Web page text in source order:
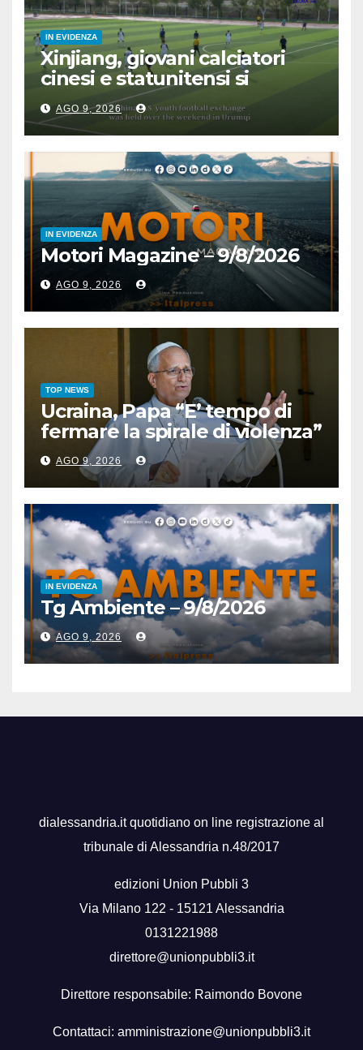
IN EVIDENZA
Xinjiang, giovani calciatori
cinesi e statunitensi si
incontrano grazie a sport
AGO 9, 2026
IN EVIDENZA
Motori Magazine – 9/8/2026
AGO 9, 2026
TOP NEWS
Ucraina, Papa “E’ tempo di
fermare la spirale di violenza”
AGO 9, 2026
IN EVIDENZA
Tg Ambiente – 9/8/2026
AGO 9, 2026
dialessandria.it quotidiano on line registrazione al
tribunale di Alessandria n.48/2017
edizioni Union Pubbli 3
Via Milano 122 - 15121 Alessandria
0131221988
direttore@unionpubbli3.it
Direttore responsabile: Raimondo Bovone
Contattaci: amministrazione@unionpubbli3.it